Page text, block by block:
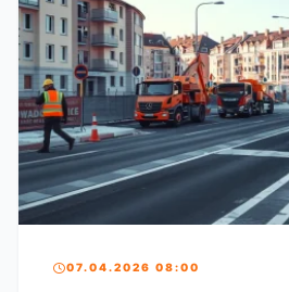
07.04.2026 08:00